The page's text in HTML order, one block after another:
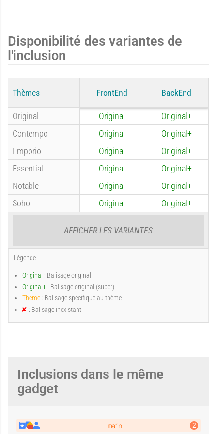
g
e
:
A
u
c
u
n
g
e
:
A
u
u
n
s
a
g
e
:
A
u
c
u
a
g
e
:
A
b
a
Disponibilité des variantes de
l'inclusion
Thèmes FrontEnd BackEnd
Original Original
Original+
Contempo
Original
Original+
Emporio
Original
Original+
Essential
Original
Original+
Notable
Original
Original+
Soho
Original Original+
AFFICHER LES VARIANTES
Légende :
Original : Balisage original
Original+ : Balisage original (super)
Theme : Balisage spécifique au thème
n
a
n
t
: Balisage inexistant
Inclusions dans le même
gadget
main